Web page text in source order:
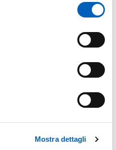
Mostra dettagli
in tempo reale, ma
più efficienti di
basati quando questi ultimi
del supercalcolo e
per migliorare la capacità di
il progetto “Artificial
Dott.ssa Dazzi è Principal